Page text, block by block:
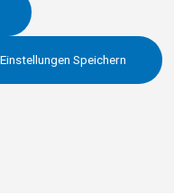
Einstellungen Speichern